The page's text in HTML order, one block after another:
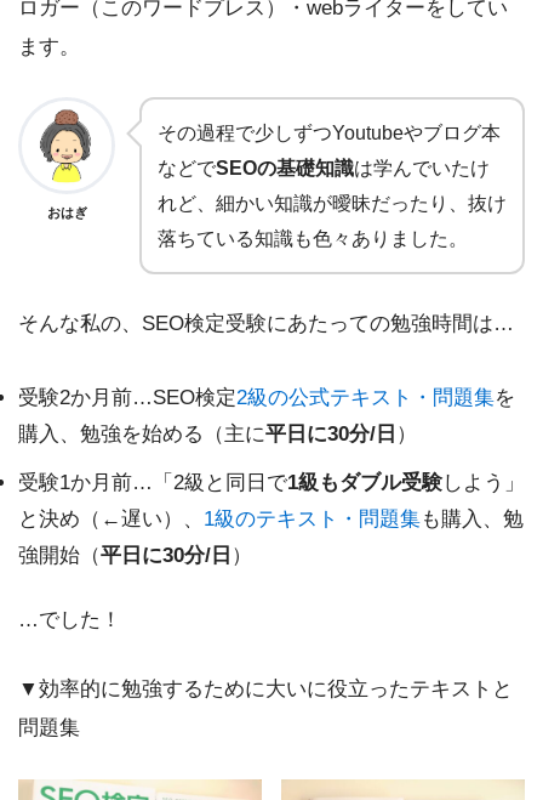
ロガー（このワードプレス）・webライターをしてい
ます。
おはぎ
その過程で少しずつYoutubeやブログ本
などでSEOの基礎知識は学んでいたけ
れど、細かい知識が曖昧だったり、抜け
落ちている知識も色々ありました。
そんな私の、SEO検定受験にあたっての勉強時間は…
受験2か月前…SEO検定2級の公式テキスト・問題集を
購入、勉強を始める（主に平日に30分/日 ）
受験1か月前…「2級と同日で1級もダブル受験しよう」
と決め（←遅い）、 1級のテキスト・問題集も購入、勉
強開始（平日に30分/日 ）
…でした！
▼効率的に勉強するために大いに役立ったテキストと
問題集